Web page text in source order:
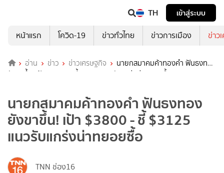
TH
เข้าสู่ระบบ
หน้าแรก
โควิด-19 ข่าวทั่วไทย ข่าวการเมือง ข่าว
อ่าน ข่าว ข่าวเศรษฐกิจ
นายกสมาคมค้าทองคำ ฟันธงทอง
ยังขาขึ้น! เป้า $3800 - ชี้ $3125 แนวรับแกร่งน่าทยอยซื้อ
นายกสมาคมค้าทองคำ ฟันธงทอง
ยังขาขึ้น! เป้า $3800 - ชี้ $3125
แนวรับแกร่งน่าทยอยซื้อ
TNN ช่อง16